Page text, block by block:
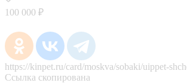
100 000 ₽
https://kinpet.ru/card/moskva/sobaki/uippet-
Ссылка скопирована